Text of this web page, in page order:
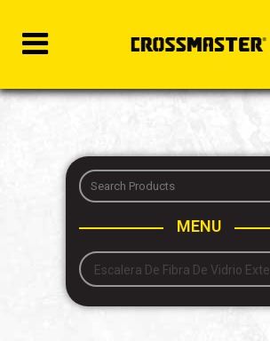
MENU
Escalera De Fibra De Vidrio Extensible